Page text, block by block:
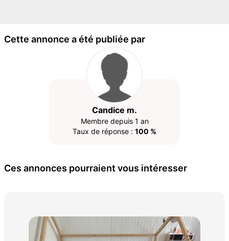
Cette annonce a été publiée par
Candice m.
Membre depuis 1 an
Taux de réponse : 100 %
Ces annonces pourraient vous intéresser